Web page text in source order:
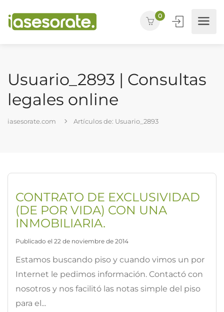
0
Usuario_2893 | Consultas
legales online
iasesorate.com Artículos de: Usuario_2893
CONTRATO DE EXCLUSIVIDAD
(DE POR VIDA) CON UNA
INMOBILIARIA.
Publicado el 22 de noviembre de 2014
Estamos buscando piso y cuando vimos un por
Internet le pedimos información. Contactó con
nosotros y nos facilitó las notas simple del piso
para el...